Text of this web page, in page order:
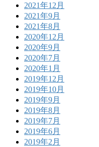
2021年12月
2021年9月
2021年8月
2020年12月
2020年9月
2020年7月
2020年1月
2019年12月
2019年10月
2019年9月
2019年8月
2019年7月
2019年6月
2019年2月